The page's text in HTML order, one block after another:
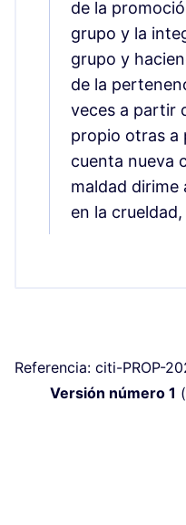
de la
grupo y la
grupo y
de la
veces a partir
propio otras a
cuenta nueva
maldad dirime
en la crueldad,
Referencia: citi-PROP-
Versión número 1